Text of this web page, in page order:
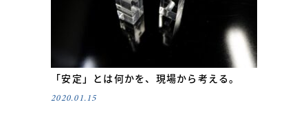
「安定」とは何かを、現場から考える。
2020.01.15